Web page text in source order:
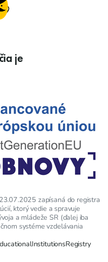
je
zapísaná do registra
ktorý vedie a spravuje
a mládeže SR (ďalej iba
systéme vzdelávania